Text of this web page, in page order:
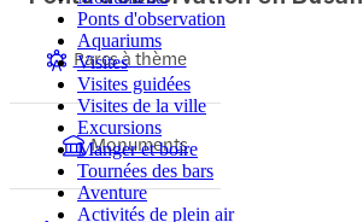
Ponts d'observation
Aquariums
Visites
Visites guidées
Visites de la ville
Excursions
Manger et boire
Tournées des bars
Aventure
Activités de plein air
Parcs à thème
Monuments